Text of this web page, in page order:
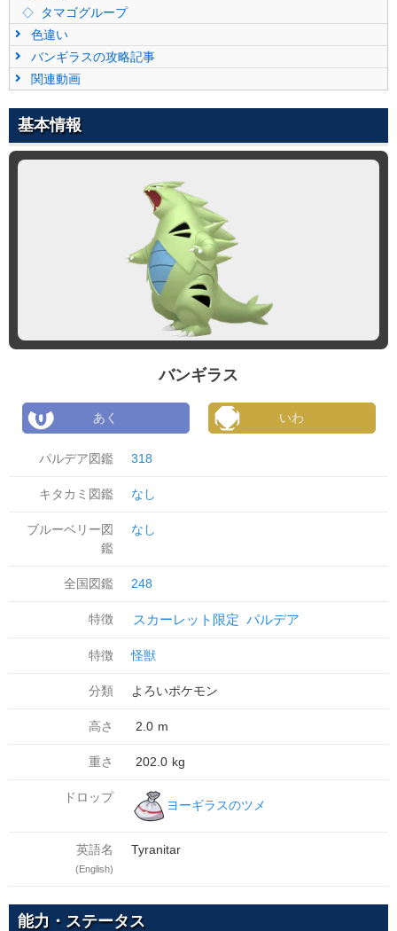
タマゴグループ
色違い
バンギラスの攻略記事
関連動画
基本情報
バンギラス
あく いわ
パルデア図鑑 318
キタカミ図鑑 なし
ブルーベリー図
鑑
なし
全国図鑑 248
特徴 スカーレット限定 パルデア
特徴 怪獣
分類 よろいポケモン
高さ 2.0 m
重さ 202.0 kg
ドロップ
ヨーギラスのツメ
英語名
(English)
Tyranitar
能力・ステータス